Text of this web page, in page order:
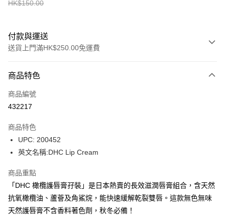
HK$150.00
付款與運送
送貨上門滿HK$250.00免運費
信用卡
Apple Pay
WeChat Pay
JD京東物流，訂單確認發貨後2-4個工作天送達
付款後門市自取，訂單確認後2-4個工作天到店，7天內取。逾期後
商品特色
商品編號
432217
商品特色
UPC: 200452
英文名稱:DHC Lip Cream
商品重點
「DHC 橄欖護唇膏孖裝」是日本熱賣的長效滋潤唇膏組合，含天然
抗氧橄欖油、蘆薈及角鯊烷，能快速緩解乾裂雙唇。這款無色無味
天然護唇膏不含香料著色劑，秋冬必備！